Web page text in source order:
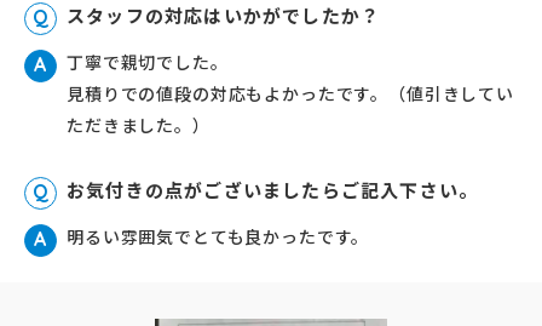
Q スタッフの対応はいかがでしたか？
A
丁寧で親切でした。
見積りでの値段の対応もよかったです。（値引きしてい
ただきました。）
Q お気付きの点がございましたらご記入下さい。
A 明るい雰囲気でとても良かったです。